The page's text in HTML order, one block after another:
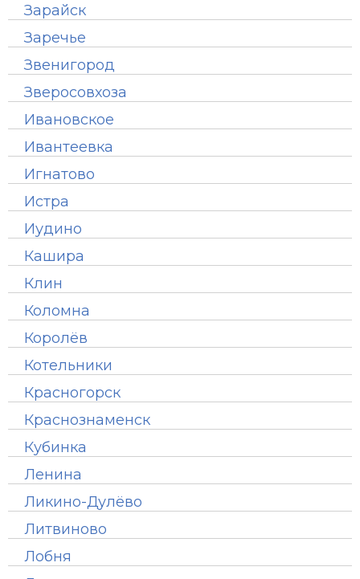
Зарайск
Заречье
Звенигород
Зверосовхоза
Ивановское
Ивантеевка
Игнатово
Истра
Иудино
Кашира
Клин
Коломна
Королёв
Котельники
Красногорск
Краснознаменск
Кубинка
Ленина
Ликино-Дулёво
Литвиново
Лобня